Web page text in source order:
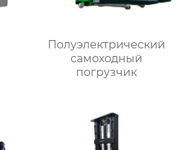
Полуэлектрический
самоходный
погрузчик